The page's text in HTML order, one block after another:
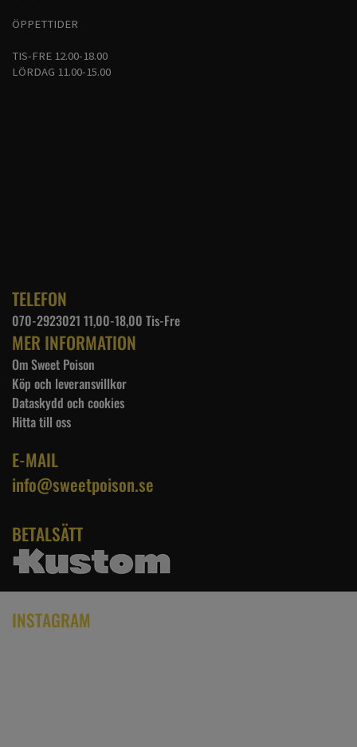
ÖPPETTIDER
TIS-FRE 12.00-18.00
LÖRDAG 11.00-15.00
TELEFON
070-2923021 11,00-18,00 Tis-Fre
MER INFORMATION
Om Sweet Poison
Köp och leveransvillkor
Dataskydd och cookies
Hitta till oss
E-MAIL
info@sweetpoison.se
BETALSÄTT
INSTAGRAM